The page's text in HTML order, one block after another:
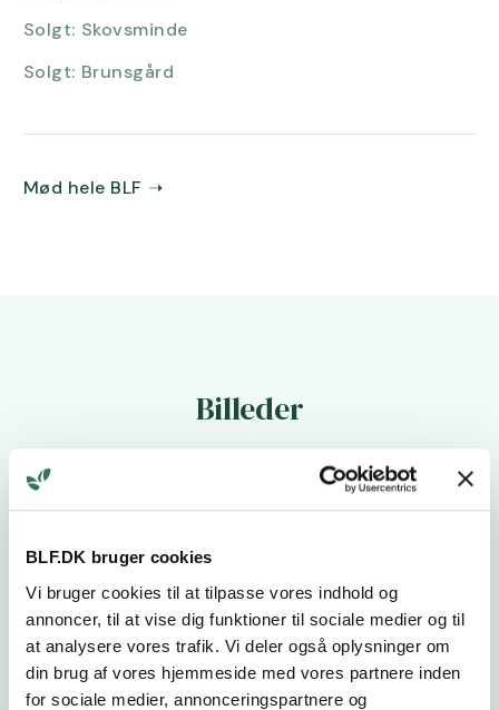
BLF.DK bruger cookies
Vi bruger cookies til at tilpasse vores indhold og
annoncer, til at vise dig funktioner til sociale medier og til
at analysere vores trafik. Vi deler også oplysninger om
din brug af vores hjemmeside med vores partnere inden
for sociale medier, annonceringspartnere og
Solgt: Skovsminde
Solgt: Brunsgård
Mød hele BLF ➝
Billeder